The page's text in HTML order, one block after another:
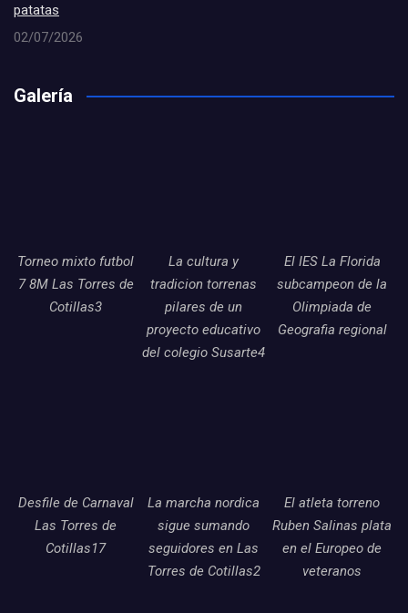
patatas
02/07/2026
Galería
Torneo mixto futbol
7 8M Las Torres de
Cotillas3
La cultura y
tradicion torrenas
pilares de un
proyecto educativo
del colegio Susarte4
El IES La Florida
subcampeon de la
Olimpiada de
Geografia regional
Desfile de Carnaval
Las Torres de
Cotillas17
La marcha nordica
sigue sumando
seguidores en Las
Torres de Cotillas2
El atleta torreno
Ruben Salinas plata
en el Europeo de
veteranos